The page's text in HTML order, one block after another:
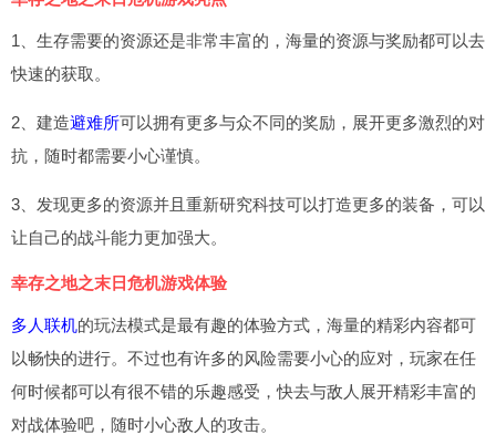
1、生存需要的资源还是非常丰富的，海量的资源与奖励都可以去
快速的获取。
2、建造避难所可以拥有更多与众不同的奖励，展开更多激烈的对
抗，随时都需要小心谨慎。
3、发现更多的资源并且重新研究科技可以打造更多的装备，可以
让自己的战斗能力更加强大。
幸存之地之末日危机游戏体验
多人联机的玩法模式是最有趣的体验方式，海量的精彩内容都可
以畅快的进行。不过也有许多的风险需要小心的应对，玩家在任
何时候都可以有很不错的乐趣感受，快去与敌人展开精彩丰富的
对战体验吧，随时小心敌人的攻击。